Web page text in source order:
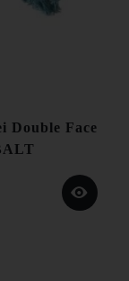
Double Face